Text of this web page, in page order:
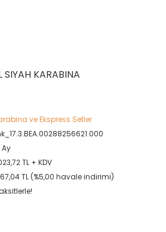
SIYAH KARABINA
ve Ekspress Setler
Ay
TL + KDV
TL (%5,00 havale indirimi)